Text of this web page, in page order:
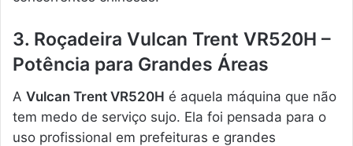
3. Roçadeira Vulcan Trent VR520H –
Potência para Grandes Áreas
A Vulcan Trent VR520H é aquela máquina que não
tem medo de serviço sujo. Ela foi pensada para o
uso profissional em prefeituras e grandes